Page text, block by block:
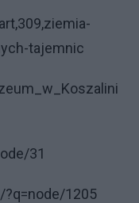
tajemnic
31
1205